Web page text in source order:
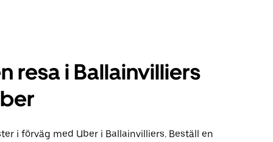
resa i Ballainvilliers
i förväg med Uber i Ballainvilliers. Beställ en